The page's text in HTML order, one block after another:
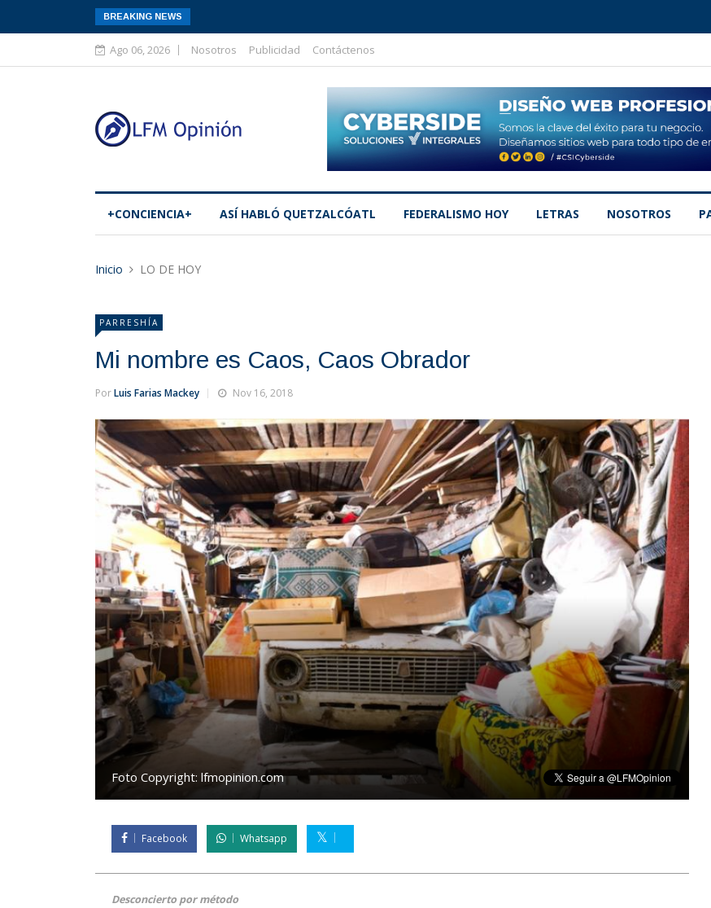
BREAKING NEWS
Ago 06, 2026 Nosotros Publicidad Contáctenos
+CONCIENCIA+ ASÍ­ HABLÓ QUETZALCÓATL FEDERALISMO HOY LETRAS NOSOTROS
Inicio LO DE HOY
PARRESHÍA
Mi nombre es Caos, Caos Obrador
PorLuis Farias Mackey Nov 16, 2018
Foto Copyright: lfmopinion.com
Facebook Whatsapp
Desconcierto por método